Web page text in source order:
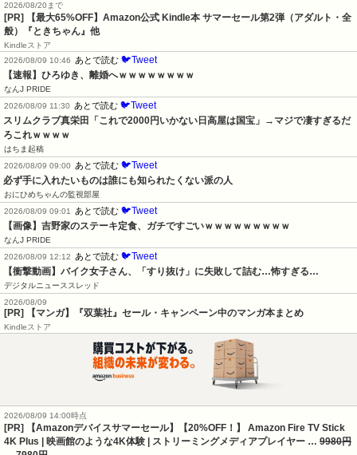
2026/08/20まで
[PR]
【最大65%OFF】Amazon公式 Kindle本 サマーセール第2弾（アダルト・全
般）『ときちゃん』他
Kindleストア
2026/08/09 10:46
あとで読む 🐦Tweet
【速報】ひろゆき、離婚へｗｗｗｗｗｗｗｗ
なんJ PRIDE
2026/08/09 11:30
あとで読む 🐦Tweet
スリムクラブ真栄田「これで2000円いかない日高屋は国宝」→マジで凄すぎるだ
ろこれｗｗｗｗ
はちま起稿
2026/08/09 09:00
あとで読む 🐦Tweet
必ず手に入れたいものは誰にも知られたくない派の人
おにひめちゃんの監視部屋
2026/08/09 09:01
あとで読む 🐦Tweet
【画像】吉野家のステーキ定食、ガチですごいｗｗｗｗｗｗｗｗｗ
なんJ PRIDE
2026/08/09 12:12
あとで読む 🐦Tweet
【衝撃動画】バイク女子さん、「すり抜け」に失敗して詰む…怖すぎる…
デジタルニューススレッド
2026/08/09
[PR] 【マンガ】『双葉社』セール・キャンペーン中のマンガ本まとめ
Kindleストア
2026/08/09 14:00時点
[PR] 【Amazonデバイスサマーセール】【20%OFF！】 Amazon Fire TV Stick
4K Plus | 映画館のような4K体験 | ストリーミングメディアプレイヤー … 9980円